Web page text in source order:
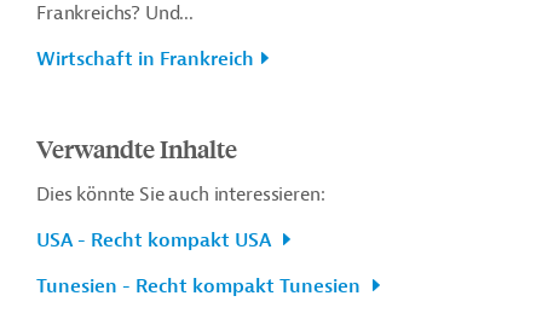
Frankreichs? Und...
Wirtschaft in Frankreich
Verwandte Inhalte
Dies könnte Sie auch interessieren:
USA - Recht kompakt USA
Tunesien - Recht kompakt Tunesien